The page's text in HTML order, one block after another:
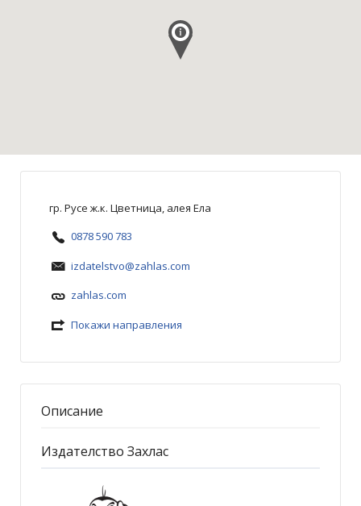
гр. Русе ж.к. Цветница, алея Ела
0878 590 783
izdatelstvo@zahlas.com
zahlas.com
Покажи направления
Описание
Издателство Захлас